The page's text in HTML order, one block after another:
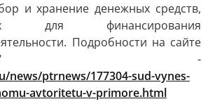
и хранение денежных средств,
для финансирования
Подробности на сайте
-
news/ptrnews/177304-sud-vynes-
avtoritetu-v-primore.html